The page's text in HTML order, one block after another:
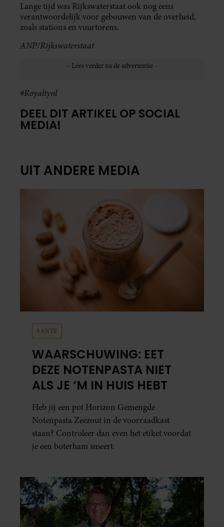
Lange tijd was Rijkswaterstaat ook nog eens
verantwoordelijk voor gebouwen van de overheid,
zoals stations en vuurtorens.
ANP/Rijkswaterstaat
#Royaltynl
DEEL DIT ARTIKEL OP SOCIAL
MEDIA!
UIT ANDERE MEDIA
SANTE
WAARSCHUWING: EET
DEZE NOTENPASTA NIET
ALS JE ‘M IN HUIS HEBT
Heb jij een pot Horizon Gemengde
Notenpasta Zeezout in de voorraadkast
staan? Controleer dan even het etiket voordat
je een boterham smeert.